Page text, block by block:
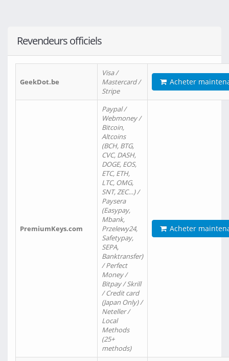
Revendeurs officiels
GeekDot.be
Visa /
Mastercard /
Stripe
Acheter
PremiumKeys.com
Paypal /
Webmoney /
Bitcoin,
Altcoins
(BCH, BTG,
CVC, DASH,
DOGE, EOS,
ETC, ETH,
LTC, OMG,
SNT, ZEC…) /
Paysera
(Easypay,
Mbank,
Przelewy24,
Safetypay,
SEPA,
Banktransfer)
/ Perfect
Money /
Bitpay / Skrill
/ Credit card
(Japan Only) /
Neteller /
Local
Methods
(25+
methods)
Acheter